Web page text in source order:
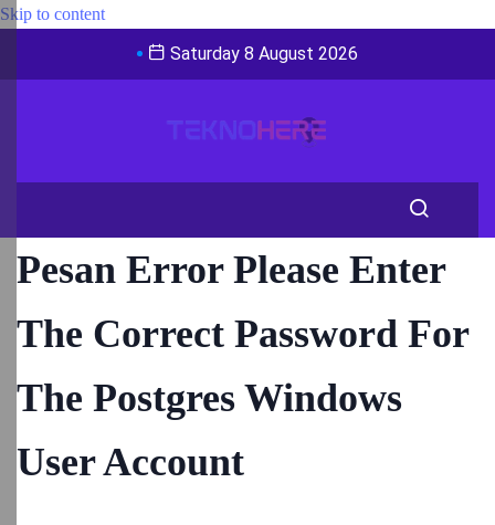
Skip to content
Saturday 8 August 2026
Pesan Error Please Enter
The Correct Password For
The Postgres Windows
User Account